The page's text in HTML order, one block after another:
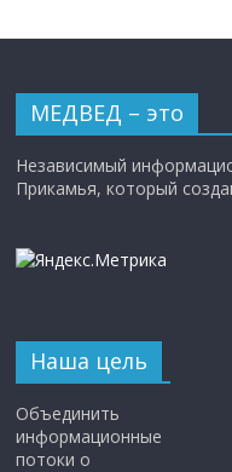
МЕДВЕД – это
Независимый
Прикамья, который
Наша цель
Объединить
информационные
потоки о